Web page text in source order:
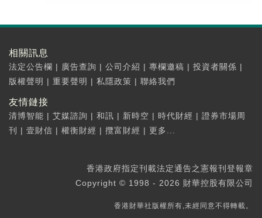
相關訊息
法定公告欄 | 廣告查詢 | 公司介紹 | 專欄邀稿 | 投資者關係 |
版權聲明 | 重要聲明 | 私隱政策 | 聯絡我們
友情鏈接
清博智能 | 艾媒諮詢 | 和訊 | 新時空 | 時代財經 | 證券市場周
刊
| 壹財信 | 權衡財經 | 攬富財經 | 更多...
香港政府指定刊載法定通告之憲報刊登報章
Copyright © 1998 - 2026 財華控股有限公司
香港財華社版權所有,未經同意不得轉載。